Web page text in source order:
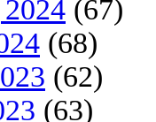
(67)
(68)
(62)
(63)